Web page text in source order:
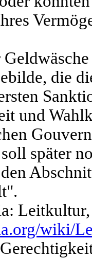
die
und
später
wiki/